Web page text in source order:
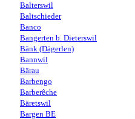
Balterswil
Baltschieder
Banco
Bangerten b. Dieterswil
Bänk (Dägerlen)
Bannwil
Bärau
Barbengo
Barberêche
Bäretswil
Bargen BE